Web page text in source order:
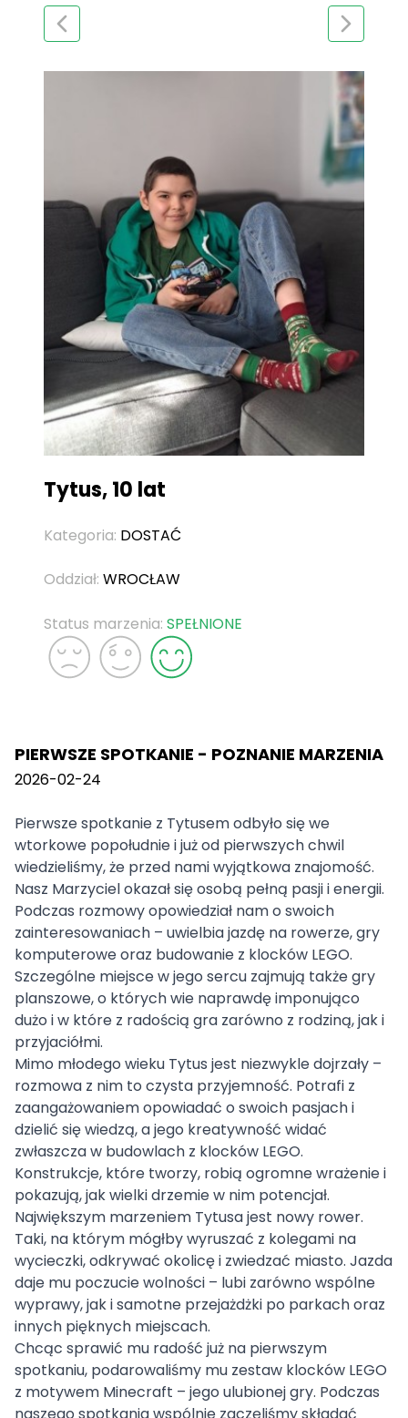
Tytus, 10 lat
Kategoria: DOSTAĆ
Oddział: WROCŁAW
Status marzenia: SPEŁNIONE
PIERWSZE SPOTKANIE - POZNANIE MARZENIA
2026-02-24
Pierwsze spotkanie z Tytusem odbyło się we
wtorkowe popołudnie i już od pierwszych chwil
wiedzieliśmy, że przed nami wyjątkowa znajomość.
Nasz Marzyciel okazał się osobą pełną pasji i energii.
Podczas rozmowy opowiedział nam o swoich
zainteresowaniach – uwielbia jazdę na rowerze, gry
komputerowe oraz budowanie z klocków LEGO.
Szczególne miejsce w jego sercu zajmują także gry
planszowe, o których wie naprawdę imponująco
dużo i w które z radością gra zarówno z rodziną, jak i
przyjaciółmi.
Mimo młodego wieku Tytus jest niezwykle dojrzały –
rozmowa z nim to czysta przyjemność. Potrafi z
zaangażowaniem opowiadać o swoich pasjach i
dzielić się wiedzą, a jego kreatywność widać
zwłaszcza w budowlach z klocków LEGO.
Konstrukcje, które tworzy, robią ogromne wrażenie i
pokazują, jak wielki drzemie w nim potencjał.
Największym marzeniem Tytusa jest nowy rower.
Taki, na którym mógłby wyruszać z kolegami na
wycieczki, odkrywać okolicę i zwiedzać miasto. Jazda
daje mu poczucie wolności – lubi zarówno wspólne
wyprawy, jak i samotne przejażdżki po parkach oraz
innych pięknych miejscach.
Chcąc sprawić mu radość już na pierwszym
spotkaniu, podarowaliśmy mu zestaw klocków LEGO
z motywem Minecraft – jego ulubionej gry. Podczas